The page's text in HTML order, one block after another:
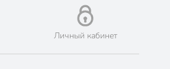
Личный кабинет